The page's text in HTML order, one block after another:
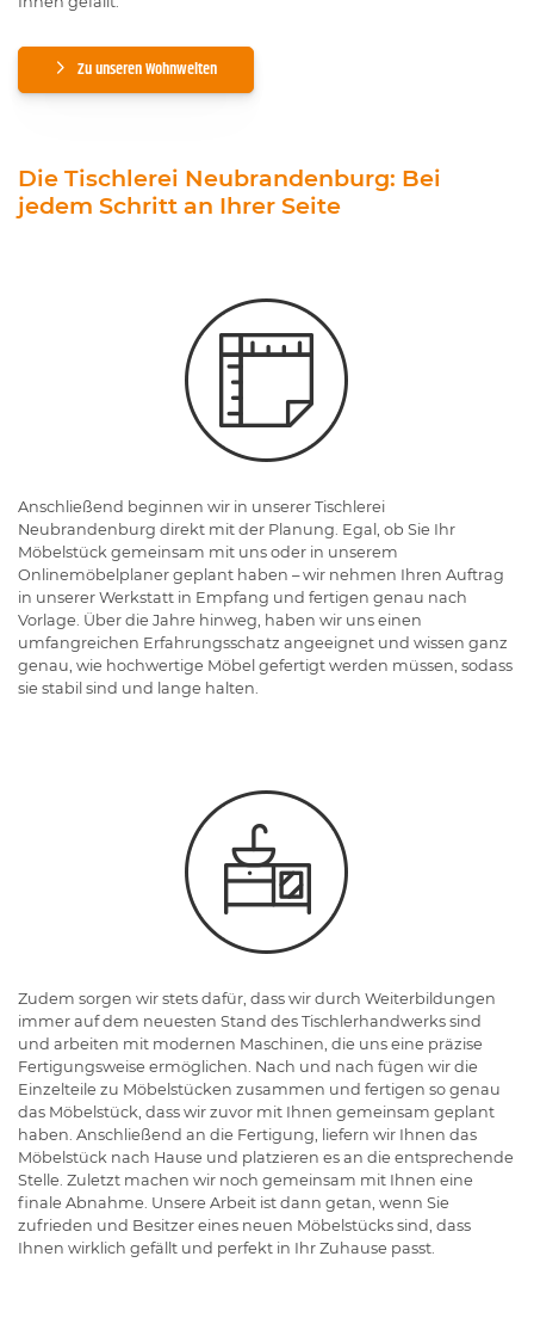
Zu unseren Wohnwelten
Die Tischlerei Neubrandenburg: Bei
jedem Schritt an Ihrer Seite
Anschließend beginnen wir in unserer Tischlerei
Neubrandenburg direkt mit der Planung. Egal, ob Sie Ihr
Möbelstück gemeinsam mit uns oder in unserem
Onlinemöbelplaner geplant haben – wir nehmen Ihren Auftrag
in unserer Werkstatt in Empfang und fertigen genau nach
Vorlage. Über die Jahre hinweg, haben wir uns einen
umfangreichen Erfahrungsschatz angeeignet und wissen ganz
genau, wie hochwertige Möbel gefertigt werden müssen, sodass
sie stabil sind und lange halten.
Zudem sorgen wir stets dafür, dass wir durch Weiterbildungen
immer auf dem neuesten Stand des Tischlerhandwerks sind
und arbeiten mit modernen Maschinen, die uns eine präzise
Fertigungsweise ermöglichen. Nach und nach fügen wir die
Einzelteile zu Möbelstücken zusammen und fertigen so genau
das Möbelstück, dass wir zuvor mit Ihnen gemeinsam geplant
haben. Anschließend an die Fertigung, liefern wir Ihnen das
Möbelstück nach Hause und platzieren es an die entsprechende
Stelle. Zuletzt machen wir noch gemeinsam mit Ihnen eine
finale Abnahme. Unsere Arbeit ist dann getan, wenn Sie
zufrieden und Besitzer eines neuen Möbelstücks sind, dass
Ihnen wirklich gefällt und perfekt in Ihr Zuhause passt.